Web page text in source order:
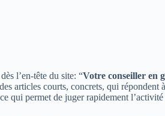
l’en-tête du site: “Votre conseiller en
articles courts, concrets, qui répondent
qui permet de juger rapidement